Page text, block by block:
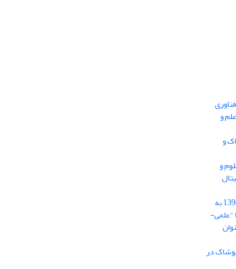
و فناوری
و
و
و
از تاریخ ابلاغ آیین نامه 11/25685 مورخ 1398/02/09 به
"علمی-
در